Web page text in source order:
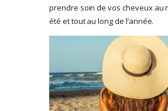
prendre soin de vos cheveux au
été et tout au long de l’année.